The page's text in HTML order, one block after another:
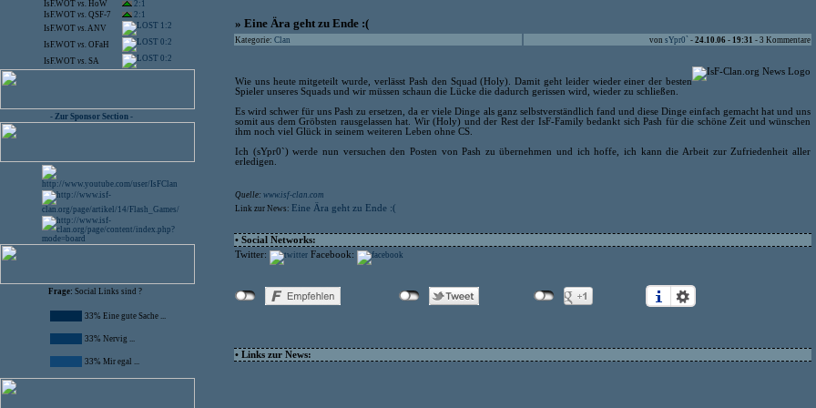
IsF.WOT vs. HoW
2:1
IsF.WOT vs. QSF-7
2:1
IsF.WOT vs.ANV 1:2
IsF.WOT vs. OFaH 0:2
IsF.WOT vs. SA 0:2
- Zur Sponsor Section -
Frage: Social Links sind ?
33% Eine gute Sache ...
33% Nervig ...
33% Mir egal ...
» Eine Ära geht zu Ende :(
Kategorie: Clan von sYpr0` - 24.10.06 - 19:31 - 3 Kommentare
Wie uns heute mitgeteilt wurde, verlässt Pash den Squad (Holy). Damit geht leider wieder einer der besten
Spieler unseres Squads und wir müssen schaun die Lücke die dadurch gerissen wird, wieder zu schließen.
Es wird schwer für uns Pash zu ersetzen, da er viele Dinge als ganz selbstverständlich fand und diese Dinge einfach gemacht hat und uns
somit aus dem Gröbsten rausgelassen hat. Wir (Holy) und der Rest der IsF-Family bedankt sich Pash für die schöne Zeit und wünschen
ihm noch viel Glück in seinem weiteren Leben ohne CS.
Ich (sYpr0`) werde nun versuchen den Posten von Pash zu übernehmen und ich hoffe, ich kann die Arbeit zur Zufriedenheit aller
erledigen.
Quelle: www.isf-clan.com
Link zur News: Eine Ära geht zu Ende :(
• Social Networks:
Twitter:
Facebook:
• Links zur News: